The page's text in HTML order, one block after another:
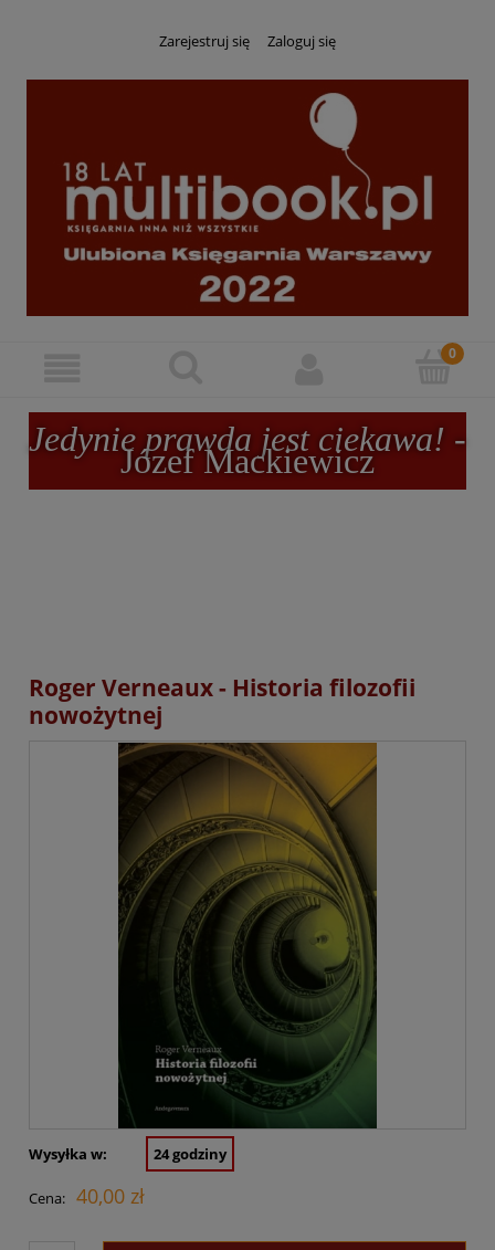
Zarejestruj się Zaloguj się
Jedynie prawda jest ciekawa! -
Józef Mackiewicz
Roger Verneaux - Historia filozofii
nowożytnej
Wysyłka w: 24 godziny
Cena: 40,00 zł